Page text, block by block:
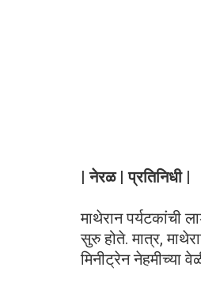
| नेरळ | प्रतिनिधी |
माथेरान पर्यटकांची
सुरु होते. मात्र,
मिनीट्रेन नेहमीच्या